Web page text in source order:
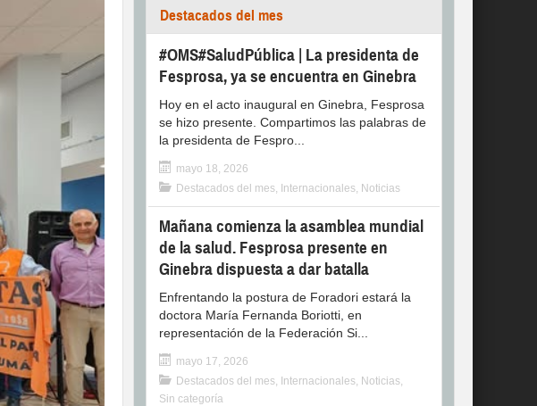
Destacados del mes
#OMS#SaludPública | La presidenta de
Fesprosa, ya se encuentra en Ginebra
Hoy en el acto inaugural en Ginebra, Fesprosa
se hizo presente. Compartimos las palabras de
la presidenta de Fespro...
mayo 18, 2026
Destacados del mes, Internacionales, Noticias
Mañana comienza la asamblea mundial
de la salud. Fesprosa presente en
Ginebra dispuesta a dar batalla
Enfrentando la postura de Foradori estará la
doctora María Fernanda Boriotti, en
representación de la Federación Si...
mayo 17, 2026
Destacados del mes, Internacionales, Noticias,
Sin categoría